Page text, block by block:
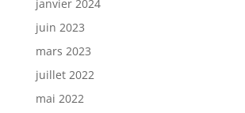
janvier 2024
juin 2023
mars 2023
juillet 2022
mai 2022